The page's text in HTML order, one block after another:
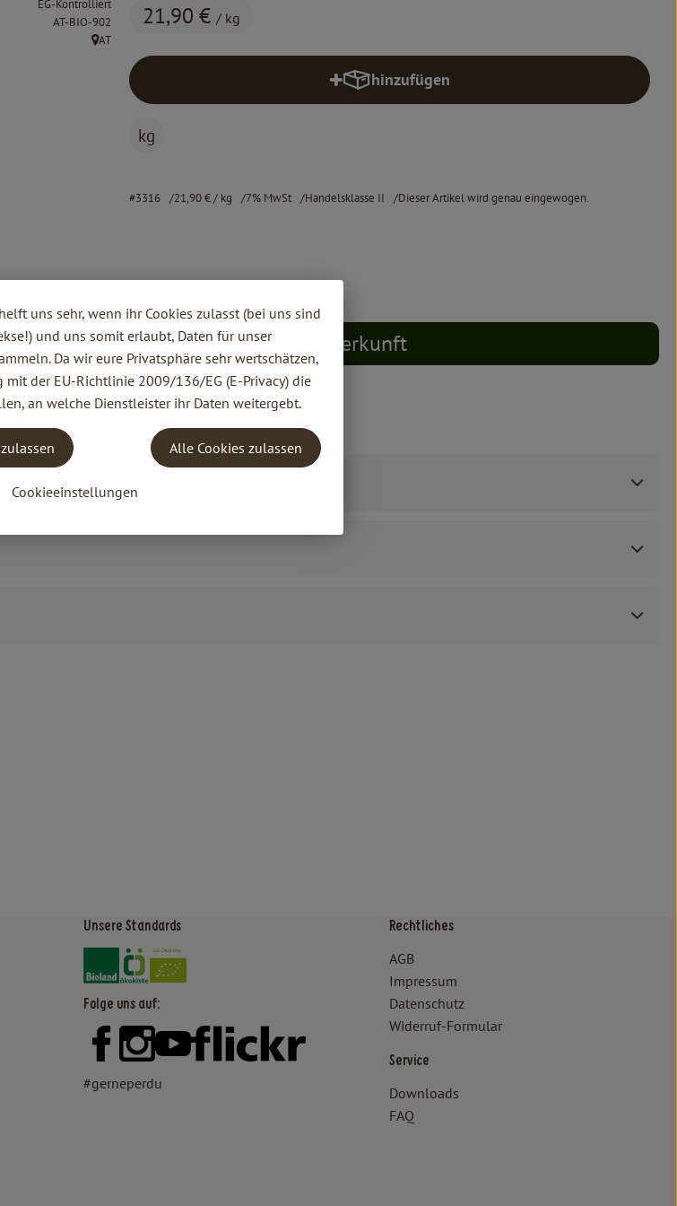
21,90 € / kg
EG-Kontrolliert
, Kontrollstelle:
AT-BIO-902
, Herkunft:
AT
hinzufügen
Produkt zum Warenkorb hinzufügen
kg
#3316 21,90 €/ kg 7% MwSt Handelsklasse II Dieser Artikel wird genau eingewogen.
Herkunft
Unsere Standards
Externer Link zu https://www.bioland.de/verbraucher
Externer Link zu https://www.oekokiste.de/
Folge uns auf:
Externer Link zu https://www.facebook.com/lammertzhof/
Externer Link zu https://www.instagram.com/lammertzhof/
Externer Link zu https://www.youtube.com/channel/
Externer Link zu https://www.flickr.com/photos/
#gerneperdu
Rechtliches
AGB
Impressum
Datenschutz
Widerruf-Formular
Service
Downloads
FAQ
uns sehr, wenn ihr Cookies zulasst (bei uns sind
und uns somit erlaubt, Daten für unser
Da wir eure Privatsphäre sehr wertschätzen,
der EU-Richtlinie 2009/136/EG (E-Privacy) die
an welche Dienstleister ihr Daten weitergebt.
Cookieeinstellungen
Alle Cookies zulassen